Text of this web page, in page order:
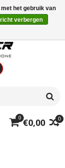
0
0 €0,00
het gebruik van
verbergen